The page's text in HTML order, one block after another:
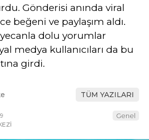
Gönderisi anında viral
beğeni ve paylaşım aldı.
dolu yorumlar
medya kullanıcıları da bu
girdi.
TÜM YAZILARI
Genel